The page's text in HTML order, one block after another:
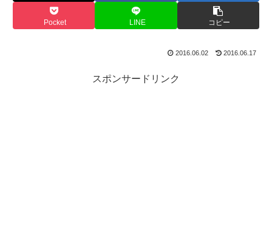
Pocket LINE コピー
2016.06.02 2016.06.17
スポンサードリンク